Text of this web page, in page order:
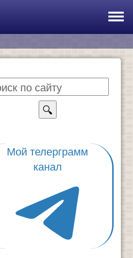
🔍
Мой телерграмм
канал